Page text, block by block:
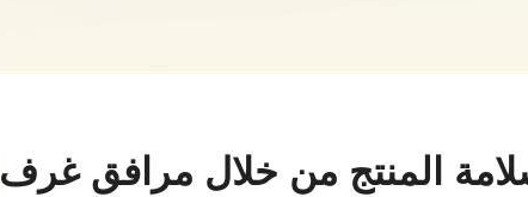
المنتج من خلال مرافق غرف